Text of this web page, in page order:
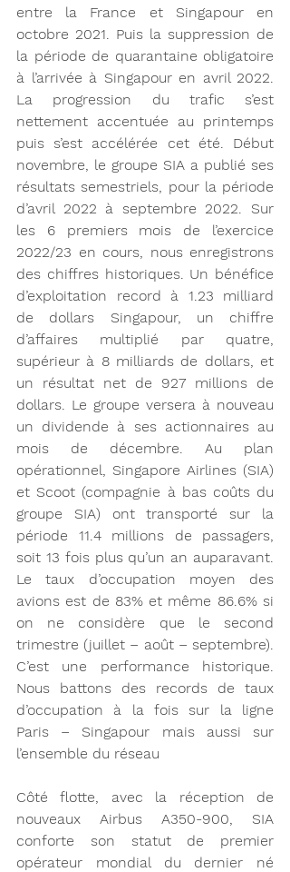
entre la France et Singapour en
octobre 2021. Puis la suppression de
la période de quarantaine obligatoire
à l’arrivée à Singapour en avril 2022.
La progression du trafic s’est
nettement accentuée au printemps
puis s’est accélérée cet été. Début
novembre, le groupe SIA a publié ses
résultats semestriels, pour la période
d’avril 2022 à septembre 2022. Sur
les 6 premiers mois de l’exercice
2022/23 en cours, nous enregistrons
des chiffres historiques. Un bénéfice
d’exploitation record à 1.23 milliard
de dollars Singapour, un chiffre
d’affaires multiplié par quatre,
supérieur à 8 milliards de dollars, et
un résultat net de 927 millions de
dollars. Le groupe versera à nouveau
un dividende à ses actionnaires au
mois de décembre. Au plan
opérationnel, Singapore Airlines (SIA)
et Scoot (compagnie à bas coûts du
groupe SIA) ont transporté sur la
période 11.4 millions de passagers,
soit 13 fois plus qu’un an auparavant.
Le taux d’occupation moyen des
avions est de 83% et même 86.6% si
on ne considère que le second
trimestre (juillet – août – septembre).
C’est une performance historique.
Nous battons des records de taux
d’occupation à la fois sur la ligne
Paris – Singapour mais aussi sur
l’ensemble du réseau
Côté flotte, avec la réception de
nouveaux Airbus A350-900, SIA
conforte son statut de premier
opérateur mondial du dernier né